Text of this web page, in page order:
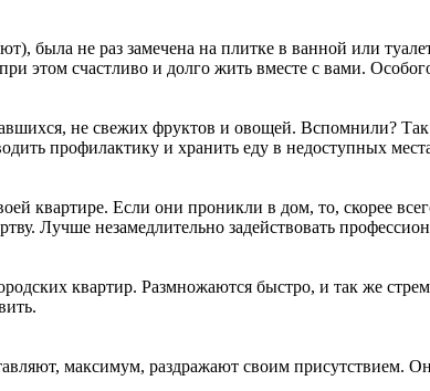
была не раз замечена на плитке в ванной или
этом счастливо и долго жить вместе с вами.
не свежих фруктов и овощей. Вспомнили?
профилактику и хранить еду в недоступных
квартире. Если они проникли в дом, то, скорее
Лучше незамедлительно задействовать
квартир. Размножаются быстро, и так же
максимум, раздражают своим присутствием.